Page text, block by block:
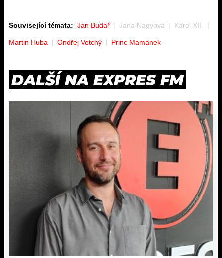
Související témata: Jan Budař Jana Nagyová Karel XII.
Martin Huba Ondřej Vetchý Princ Mamánek
DALŠÍ NA EXPRES FM